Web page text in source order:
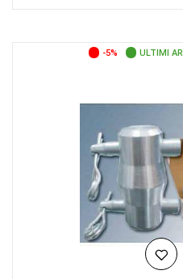
-5% ULTIMI